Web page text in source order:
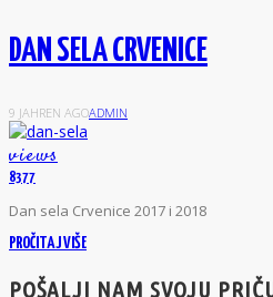
DAN SELA CRVENICE
9 JAHREN AGOADMIN
views
8377
Dan sela Crvenice 2017 i 2018
PROČITAJ VIŠE
POŠALJI NAM SVOJU